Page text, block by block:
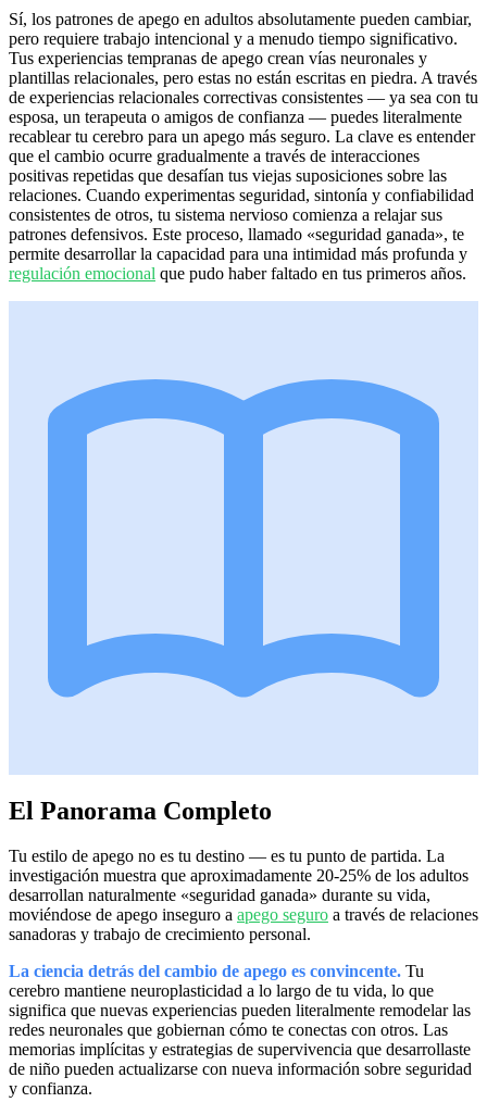
Sí, los patrones de apego en adultos absolutamente pueden cambiar,
pero requiere trabajo intencional y a menudo tiempo significativo.
Tus experiencias tempranas de apego crean vías neuronales y
plantillas relacionales, pero estas no están escritas en piedra. A través
de experiencias relacionales correctivas consistentes — ya sea con tu
esposa, un terapeuta o amigos de confianza — puedes literalmente
recablear tu cerebro para un apego más seguro. La clave es entender
que el cambio ocurre gradualmente a través de interacciones
positivas repetidas que desafían tus viejas suposiciones sobre las
relaciones. Cuando experimentas seguridad, sintonía y confiabilidad
consistentes de otros, tu sistema nervioso comienza a relajar sus
patrones defensivos. Este proceso, llamado «seguridad ganada», te
permite desarrollar la capacidad para una intimidad más profunda y
regulación emocional que pudo haber faltado en tus primeros años.
El Panorama Completo
Tu estilo de apego no es tu destino — es tu punto de partida. La
investigación muestra que aproximadamente 20-25% de los adultos
desarrollan naturalmente «seguridad ganada» durante su vida,
moviéndose de apego inseguro a apego seguro a través de relaciones
sanadoras y trabajo de crecimiento personal.
La ciencia detrás del cambio de apego es convincente. Tu
cerebro mantiene neuroplasticidad a lo largo de tu vida, lo que
significa que nuevas experiencias pueden literalmente remodelar las
redes neuronales que gobiernan cómo te conectas con otros. Las
memorias implícitas y estrategias de supervivencia que desarrollaste
de niño pueden actualizarse con nueva información sobre seguridad
y confianza.